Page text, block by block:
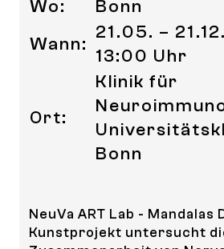
Wo:
Bonn
Wann:
21.05. –
13:00 Uhr
Ort:
Klinik für
Bonn
NeuVa ART Lab - Mandalas
Kunstprojekt untersucht